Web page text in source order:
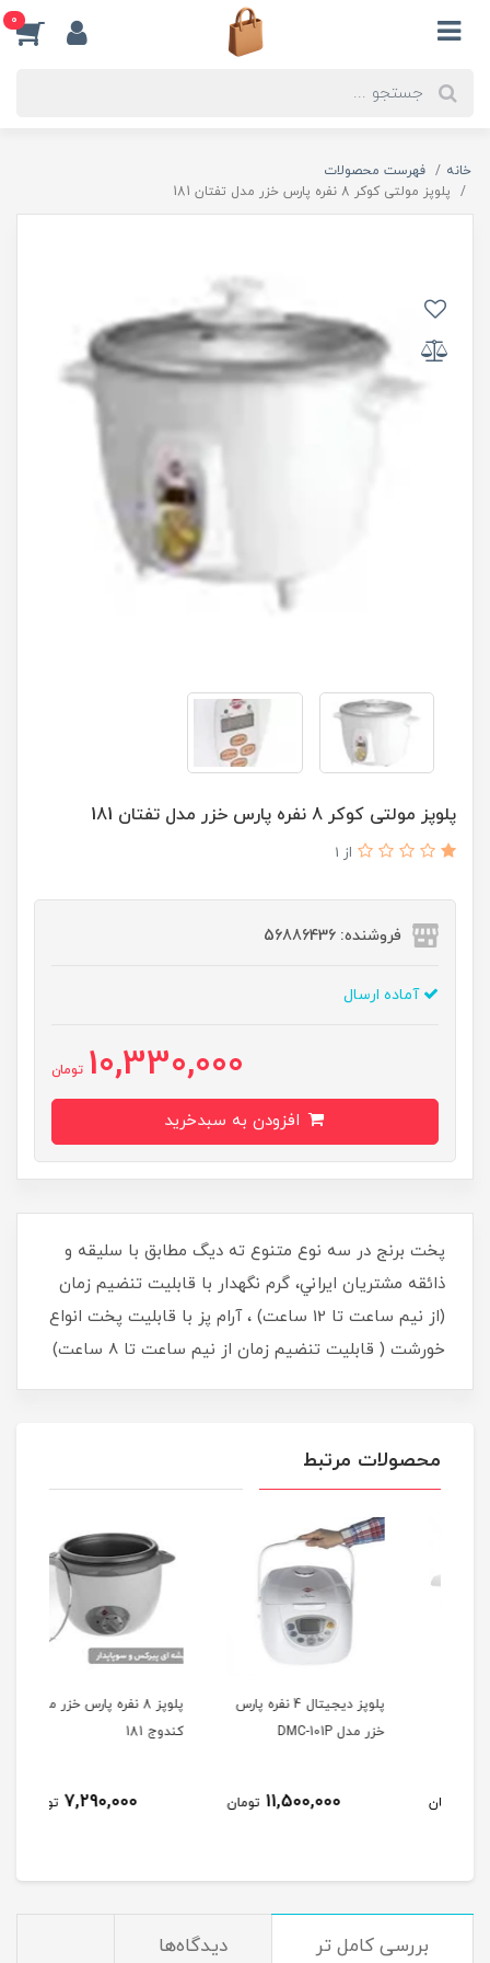
0
خانه
فهرست محصولات
پلوپز مولتی کوکر 8 نفره پارس خزر مدل تفتان 181
پلوپز مولتی کوکر 8 نفره پارس خزر مدل تفتان 181
از 1
فروشنده: 56886436
آماده ارسال
10,330,000 تومان
پخت برنج در سه نوع متنوع ته ديگ مطابق با سليقه و
ذائقه مشتريان ايراني، گرم نگهدار با قابليت تنضيم زمان
(از نيم ساعت تا 12 ساعت) ، آرام پز با قابليت پخت انواع
خورشت ( قابليت تنضيم زمان از نيم ساعت تا 8 ساعت)
محصولات مرتبط
پلوپز ديجيتال 4 نفره پارس
خزر مدل DMC-101P
11,500,000 تومان
پلوپز 8 نفره پارس خزر مدل
كندوج 181
7,290,000 تومان
بررسی کامل تر دیدگاه‌ها